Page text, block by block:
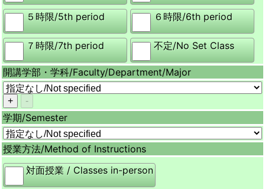
５時限/5th period ６時限/6th period
７時限/7th period 不定/No Set Class
開講学部・学科/Faculty/Department/Major
学期/Semester
授業方法/Method of Instructions
対面授業 / Classes in-person